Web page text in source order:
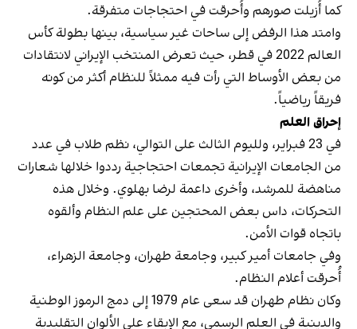
كما أُزيلت صورهم وأُحرقت في احتجاجات متفرقة.
وامتد هذا الرفض إلى ساحات غير سياسية، بينها بطولة كأس
العالم 2022 في قطر، حيث تعرض المنتخب الإيراني لانتقادات
من بعض الأوساط التي رأت فيه ممثلاً للنظام أكثر من كونه
فريقاً رياضياً.
إحراق العلم
في 23 فبراير، ولليوم الثالث على التوالي، نظم طلاب في عدد
من الجامعات الإيرانية تجمعات احتجاجية رددوا خلالها شعارات
مناهضة للمرشد، وأخرى داعمة لرضا بهلوي. وخلال هذه
التحركات، داس بعض المحتجين على علم النظام وألقوه
باتجاه قوات الأمن.
وفي جامعات أمير كبير، وجامعة طهران، وجامعة الزهراء،
أُحرقت أعلام النظام.
وكان نظام طهران قد سعى عام 1979 إلى دمج الرموز الوطنية
والدينية في العلم الرسمي، مع الإبقاء على الألوان التقليدية